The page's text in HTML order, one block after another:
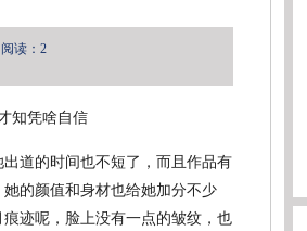
阅读：2
道的时间也不短了，而且作品有
的颜值和身材也给她加分不少
迹呢，脸上没有一点的皱纹，也